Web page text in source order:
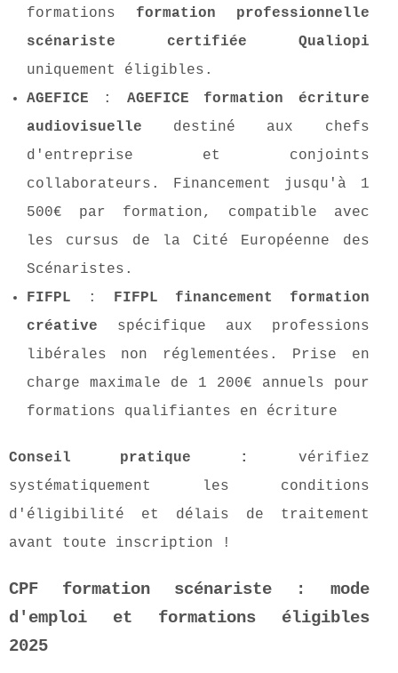
formations formation professionnelle
scénariste certifiée Qualiopi
uniquement éligibles.
AGEFICE : AGEFICE formation écriture
audiovisuelle destiné aux chefs
d'entreprise et conjoints
collaborateurs. Financement jusqu'à 1
500€ par formation, compatible avec
les cursus de la Cité Européenne des
Scénaristes.
FIFPL : FIFPL financement formation
créative spécifique aux professions
libérales non réglementées. Prise en
charge maximale de 1 200€ annuels pour
formations qualifiantes en écriture
Conseil pratique :
vérifiez
systématiquement les conditions
d'éligibilité et délais de traitement
avant toute inscription !
CPF formation scénariste : mode
d'emploi et formations éligibles
2025